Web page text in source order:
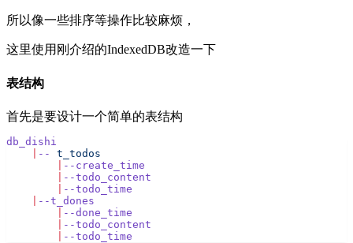
所以像一些排序等操作比较麻烦，
这里使用刚介绍的IndexedDB改造一下
表结构
首先是要设计一个简单的表结构
db_dishi
--
t_todos
--create_time
--todo_content
--todo_time
--t_dones
--done_time
--todo_content
--todo_time